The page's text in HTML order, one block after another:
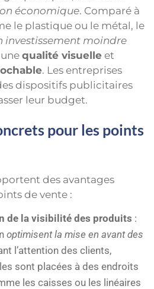
économique. Comparé à
le plastique ou le métal, le
investissement moindre
qualité visuelle et
. Les entreprises
dispositifs publicitaires
leur budget.
pour les points
des avantages
de vente :
de la visibilité des produits :
optimisent la mise en avant des
l’attention des clients,
sont placées à des endroits
les caisses ou les linéaires